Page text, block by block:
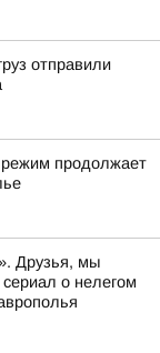
отправили
продолжает
Друзья, мы
о нелегом